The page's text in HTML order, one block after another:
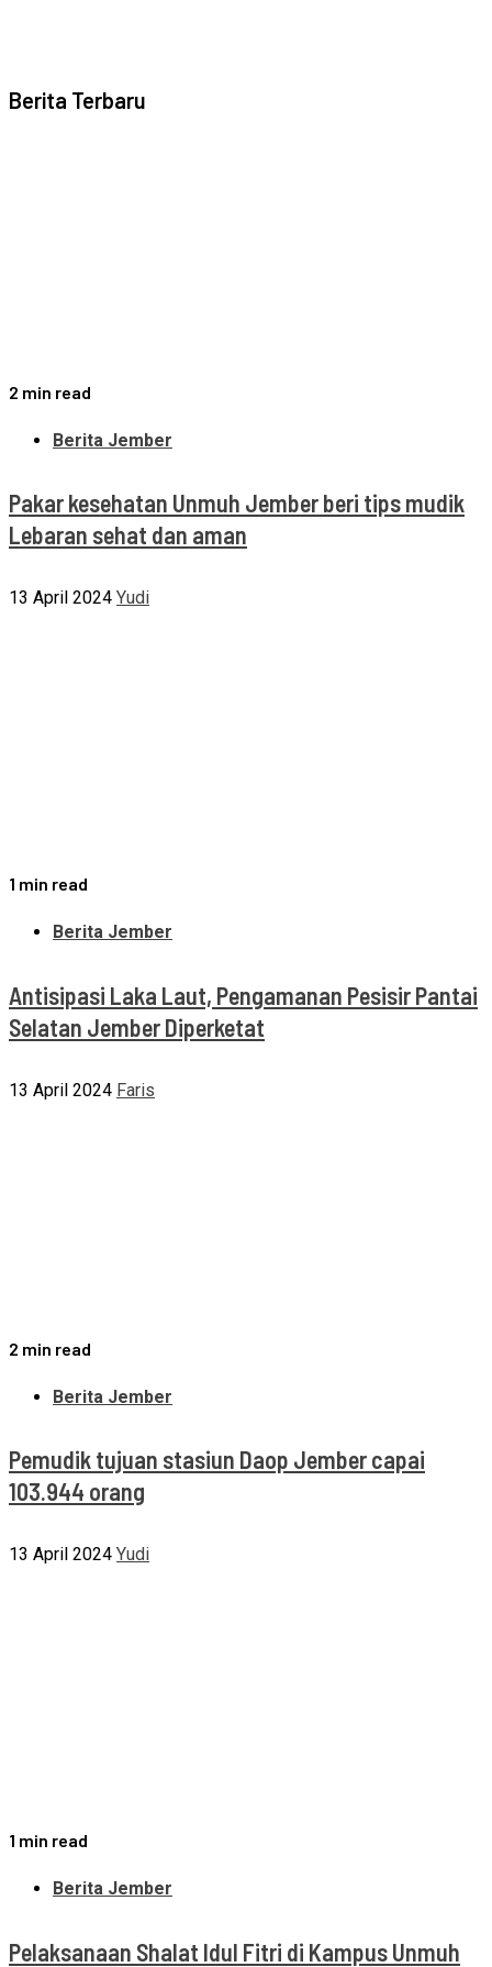
Berita Terbaru
2 min read
Berita Jember
Pakar kesehatan Unmuh Jember beri tips mudik
Lebaran sehat dan aman
13 April 2024 Yudi
1 min read
Berita Jember
Antisipasi Laka Laut, Pengamanan Pesisir Pantai
Selatan Jember Diperketat
13 April 2024 Faris
2 min read
Berita Jember
Pemudik tujuan stasiun Daop Jember capai
103.944 orang
13 April 2024 Yudi
1 min read
Berita Jember
Pelaksanaan Shalat Idul Fitri di Kampus Unmuh